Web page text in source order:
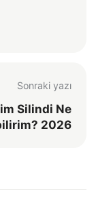
Sonraki yazı
Silindi Ne
2026